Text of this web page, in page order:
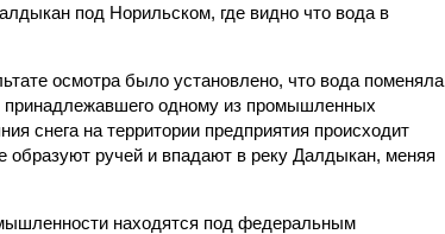
под Норильском, где видно что вода в
осмотра было установлено, что вода поменяла
принадлежавшего одному из промышленных
снега на территории предприятия происходит
образуют ручей и впадают в реку Далдыкан, меняя
находятся под федеральным